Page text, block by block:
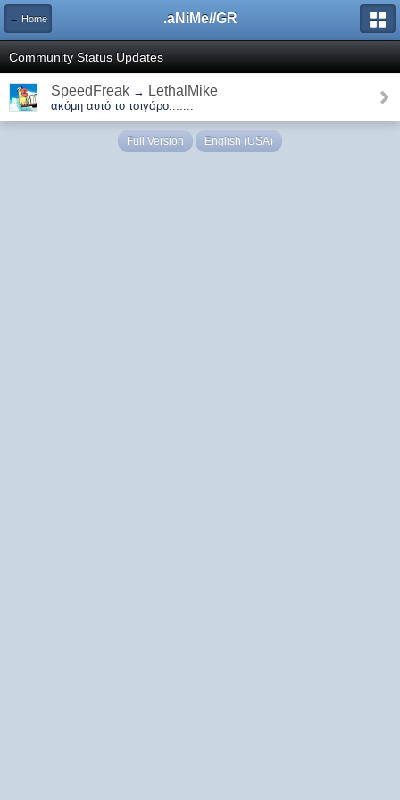
← Home .aNiMe//GR
Community Status Updates
SpeedFreak → LethalMike
ακόμη αυτό το τσιγάρο.......
Full Version English (USA)